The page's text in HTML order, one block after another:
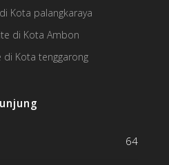
Kota palangkaraya
di Kota Ambon
di Kota tenggarong
64